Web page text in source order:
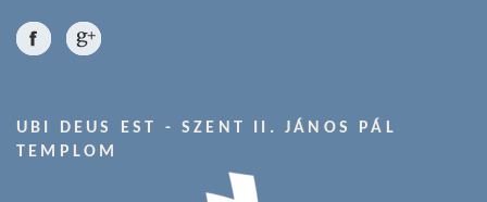
UBI DEUS EST - SZENT II. JÁNOS PÁL
TEMPLOM